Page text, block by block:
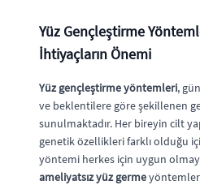
Yüz Gençleştirme
İhtiyaçların Önemi
Yüz gençleştirme yöntemleri,
ve beklentilere göre şekillenen
sunulmaktadır. Her bireyin cilt
genetik özellikleri farklı olduğu
yöntemi herkes için uygun
ameliyatsız yüz germe